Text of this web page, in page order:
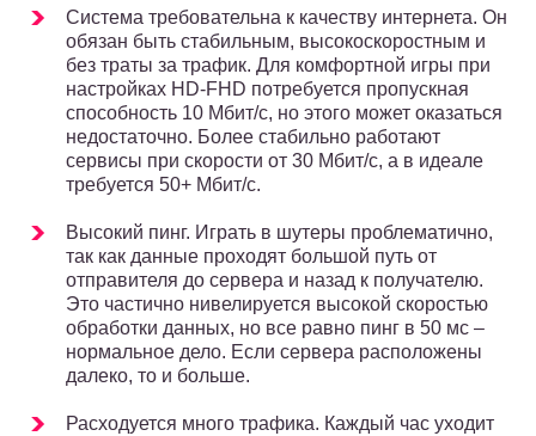
Система требовательна к качеству интернета. Он
обязан быть стабильным, высокоскоростным и
без траты за трафик. Для комфортной игры при
настройках HD-FHD потребуется пропускная
способность 10 Мбит/с, но этого может оказаться
недостаточно. Более стабильно работают
сервисы при скорости от 30 Мбит/с, а в идеале
требуется 50+ Мбит/с.
Высокий пинг. Играть в шутеры проблематично,
так как данные проходят большой путь от
отправителя до сервера и назад к получателю.
Это частично нивелируется высокой скоростью
обработки данных, но все равно пинг в 50 мс –
нормальное дело. Если сервера расположены
далеко, то и больше.
Расходуется много трафика. Каждый час уходит